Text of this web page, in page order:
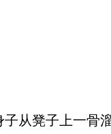
从凳子上一骨